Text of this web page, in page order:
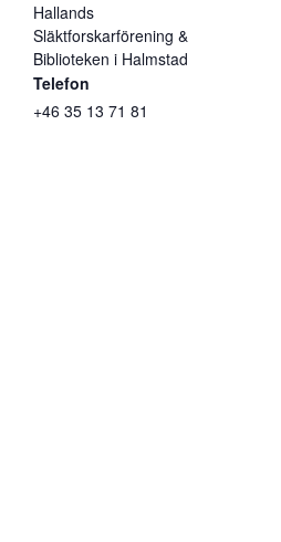
Hallands
Släktforskarförening &
Biblioteken i Halmstad
Telefon
+46 35 13 71 81